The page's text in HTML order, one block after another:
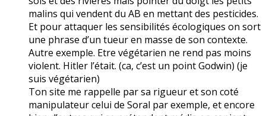
malins qui vendent du AB en mettant des pesticides.
Et pour attaquer les sensibilités écologiques on sort
une phrase d’un tueur en masse de son contexte.
Autre exemple. Etre végétarien ne rend pas moins
violent. Hitler l’était. (ca, c’est un point Godwin) (je
suis végétarien)
Ton site me rappelle par sa rigueur et son coté
manipulateur celui de Soral par exemple, et encore